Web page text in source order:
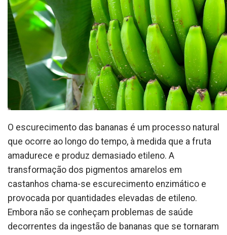
O escurecimento das bananas é um processo natural
que ocorre ao longo do tempo, à medida que a fruta
amadurece e produz demasiado etileno. A
transformação dos pigmentos amarelos em
castanhos chama-se escurecimento enzimático e
provocada por quantidades elevadas de etileno.
Embora não se conheçam problemas de saúde
decorrentes da ingestão de bananas que se tornaram